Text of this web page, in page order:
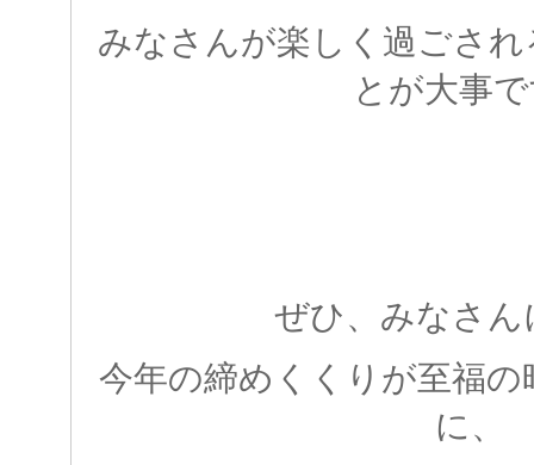
みなさんが楽しく過ごさ
とが大事
ぜひ、みなさん
今年の締めくくりが至福
に、